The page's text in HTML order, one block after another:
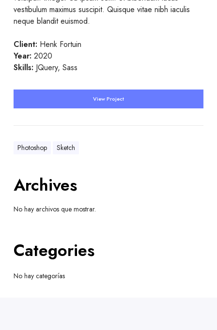
vestibulum maximus suscipit. Quisque vitae nibh iaculis
neque blandit euismod.
Client: Henk Fortuin
Year: 2020
Skills: JQuery, Sass
View Project
Photoshop Sketch
Archives
No hay archivos que mostrar.
Categories
No hay categorías